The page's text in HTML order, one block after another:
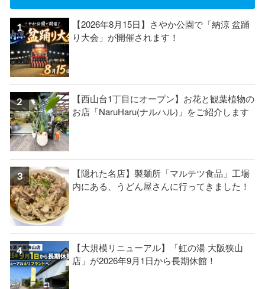
【2026年8月15日】さやか公園で「納涼 盆踊
り大会」が開催されます！
【西山台1丁目にオープン】お花と観葉植物の
お店「NaruHaru(ナルハル)」をご紹介します
【隠れた名店】製麺所「マルテツ食品」工場
内にある、うどん屋さんに行ってきました！
【大規模リニューアル】「虹の湯 大阪狭山
店」が2026年9月1日から長期休館！